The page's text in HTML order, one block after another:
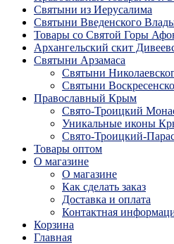
Святыни из Иерусалима
Святыни Введенского
Товары со Святой Горы
Архангельский скит
Святыни Арзамаса
Святыни
Святыни
Православный Крым
Свято-Троицкий
Уникальные иконы
Свято-Троицкий-
Товары оптом
О магазине
О магазине
Как сделать заказ
Доставка и оплата
Контактная
Корзина
Главная